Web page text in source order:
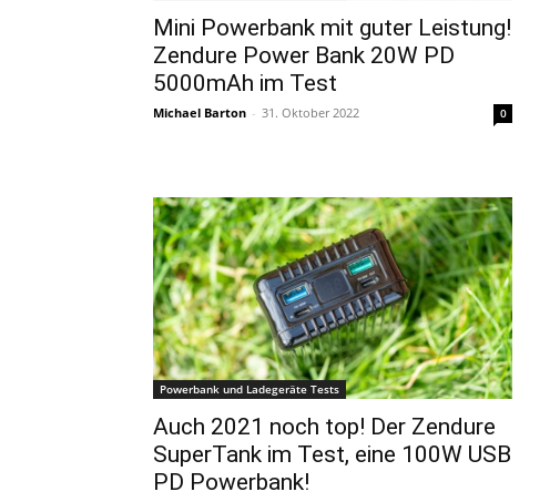
Mini Powerbank mit guter Leistung!
Zendure Power Bank 20W PD
5000mAh im Test
Michael Barton - 31. Oktober 2022 0
Powerbank und Ladegeräte Tests
Auch 2021 noch top! Der Zendure
SuperTank im Test, eine 100W USB
PD Powerbank!